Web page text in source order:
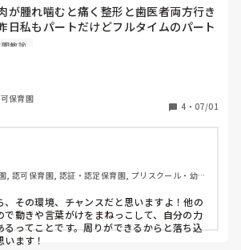
が腫れ噛むと痛く整形と歯医者両方行き
日私もパートだけどフルタイムのパート
だき申し訳ないですね。仕事は2年いる
は幼稚園の先生経験や施設5年とかでき
りで私は行きたくないのも現状です。
人は幼稚園やってできる人だからなんか
教諭
保育園
4 ・ 07/01
, 認可保育園, 認証・認定保育園, プリスクール・幼児
、その環境、チャンスだと思いますよ！他の
で動きや言葉がけをまねっこして、自分の力
るってことです。周りができるからと落ち込
ます！